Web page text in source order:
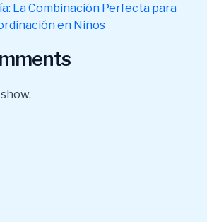
La Combinación Perfecta para
en Niños